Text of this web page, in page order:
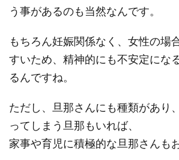
う事があるのも当然なんです。
もちろん妊娠関係なく、女性の場
すいため、精神的にも不安定にな
るんですね。
ただし、旦那さんにも種類があり
ってしまう旦那もいれば、
家事や育児に積極的な旦那さんも